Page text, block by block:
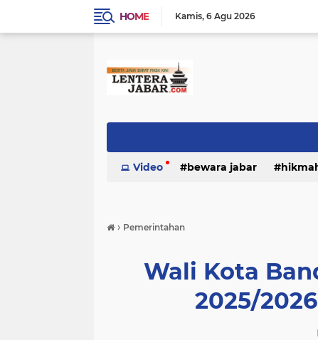
HOME Kamis 6 Agu 2026
Video bewara jabar
› Pemerintahan
Wali Kota
2025/